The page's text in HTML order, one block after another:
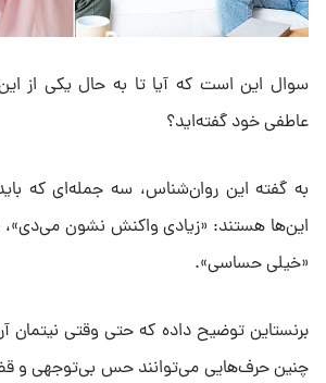
سوال این است که آیا تا به حال یکی از
عاطفی خود گفته‌اید؟
به گفته این روان‌شناس، سه جمله‌ای که باید
این‌ها هستند: «زیادی واکنش نشون
«خیلی حساسی».
برنستاین توضیح داده که حتی وقتی نیتمان
چنین حرف‌هایی می‌توانند حس بی‌توجهی و